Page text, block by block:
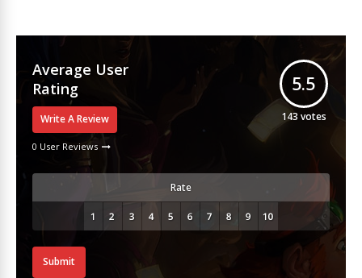
Average User
Rating
Write A Review
0 User Reviews
5.5
143 votes
Rate
Submit